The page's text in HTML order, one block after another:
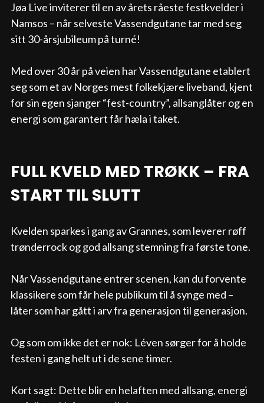
Jøa Live inviterer til en av årets råeste festkvelder i
Namsos – når selveste Vassendgutane tar med seg
sitt 30-årsjubileum på turné!
Med over 30 år på veien har Vassendgutane etablert
seg som et av Norges mest folkekjære liveband, kjent
for sin egen sjanger “fest-country”, allsanglåter og en
energi som garantert får hæla i taket.
FULL KVELD MED TRØKK – FRA
START TIL SLUTT
Kvelden sparkes i gang av Grannes, som leverer røff
trønderrock og god allsang stemning fra første tone.
Når Vassendgutane entrer scenen, kan du forvente
klassikere som får hele publikum til å synge med –
låter som har gått i arv fra generasjon til generasjon.
Og som om ikke det er nok: Léven sørger for å holde
festen i gang helt ut i de sene timer.
Kort sagt: Dette blir en helaften med allsang, energi